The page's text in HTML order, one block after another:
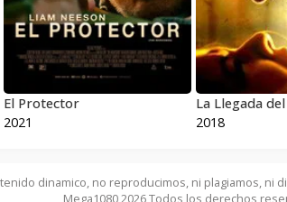
El Protector
2021
La Llegada
2018
dinamico, no reproducimos, ni plagiamos, ni